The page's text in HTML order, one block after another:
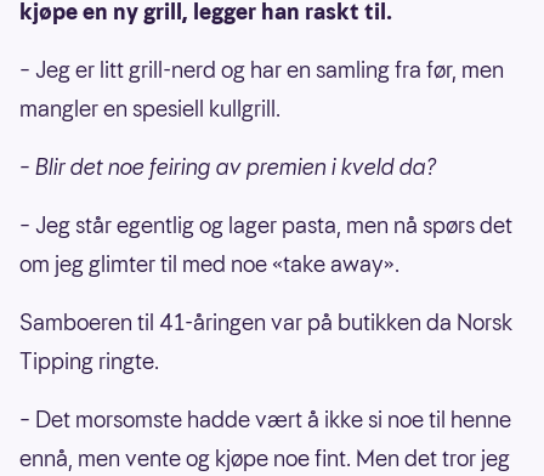
kjøpe en ny grill, legger han raskt til.
– Jeg er litt grill-nerd og har en samling fra før, men
mangler en spesiell kullgrill.
– Blir det noe feiring av premien i kveld da?
– Jeg står egentlig og lager pasta, men nå spørs det
om jeg glimter til med noe «take away».
Samboeren til 41-åringen var på butikken da Norsk
Tipping ringte.
– Det morsomste hadde vært å ikke si noe til henne
ennå, men vente og kjøpe noe fint. Men det tror jeg